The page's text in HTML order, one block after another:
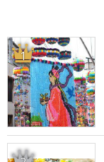
1